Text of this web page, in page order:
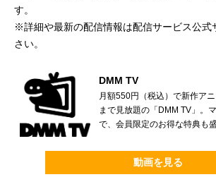
す。
※詳細や最新の配信情報は配信サービス公式
さい。
DMM TV
月額550円（税込）で新作ア
まで見放題の「DMM TV」。
で、会員限定のお得な特典も
動画を見る